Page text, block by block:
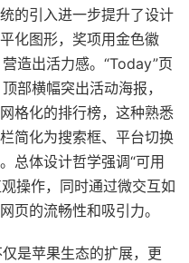
的引入进一步提升了设计
化图形，奖项用金色徽
造出活力感。“Today”页
部横幅突出活动海报，
格化的排行榜，这种熟悉
简化为搜索框、平台切换
总体设计哲学强调“可用
操作，同时通过微交互如
页的流畅性和吸引力。
是苹果生态的扩展，更